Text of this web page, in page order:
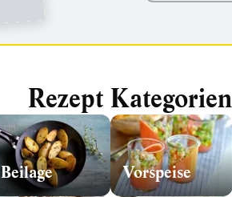
Rezept Kategorien
Beilage Vorspeise